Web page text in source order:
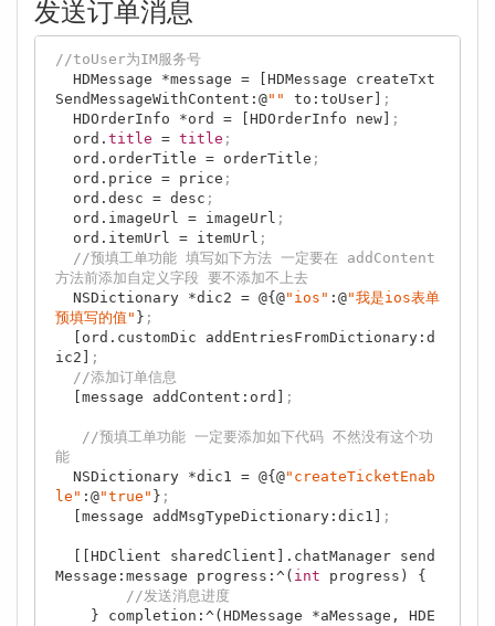
发送订单消息
//toUser为IM服务号
SendMessageWithContent:@"" to:toUser]
;
  HDOrderInfo *ord = [HDOrderInfo new]
;
  ord.
title = title ;
  ord.orderTitle = orderTitle
;
  ord.price = price
;
  ord.desc = desc
;
  ord.imageUrl = imageUrl
;
  ord.itemUrl = itemUrl
;
//预填工单功能 填写如下方法 一定要在 addContent
方法前添加自定义字段 要不添加不上去
  NSDictionary *dic2 = @{@
"ios" :@"我是ios表单
预填写的值" } ;
ic2]
;
//添加订单信息
  [message addContent:ord]
;
//预填工单功能 一定要添加如下代码 不然没有这个功
能
  NSDictionary *dic1 = @{@
"createTicketEnab
le" :@"true" } ;
  [message addMsgTypeDictionary:dic1]
;
Message:message progress:^( int progress) {
//发送消息进度